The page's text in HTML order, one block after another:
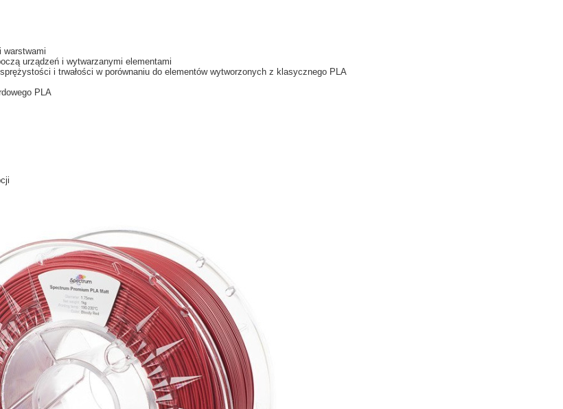
warstwami
urządzeń i wytwarzanymi elementami
i trwałości w porównaniu do elementów wytworzonych z klasycznego PLA
PLA